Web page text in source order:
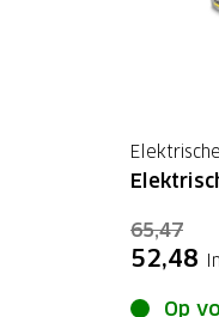
65,47
52,48
Op